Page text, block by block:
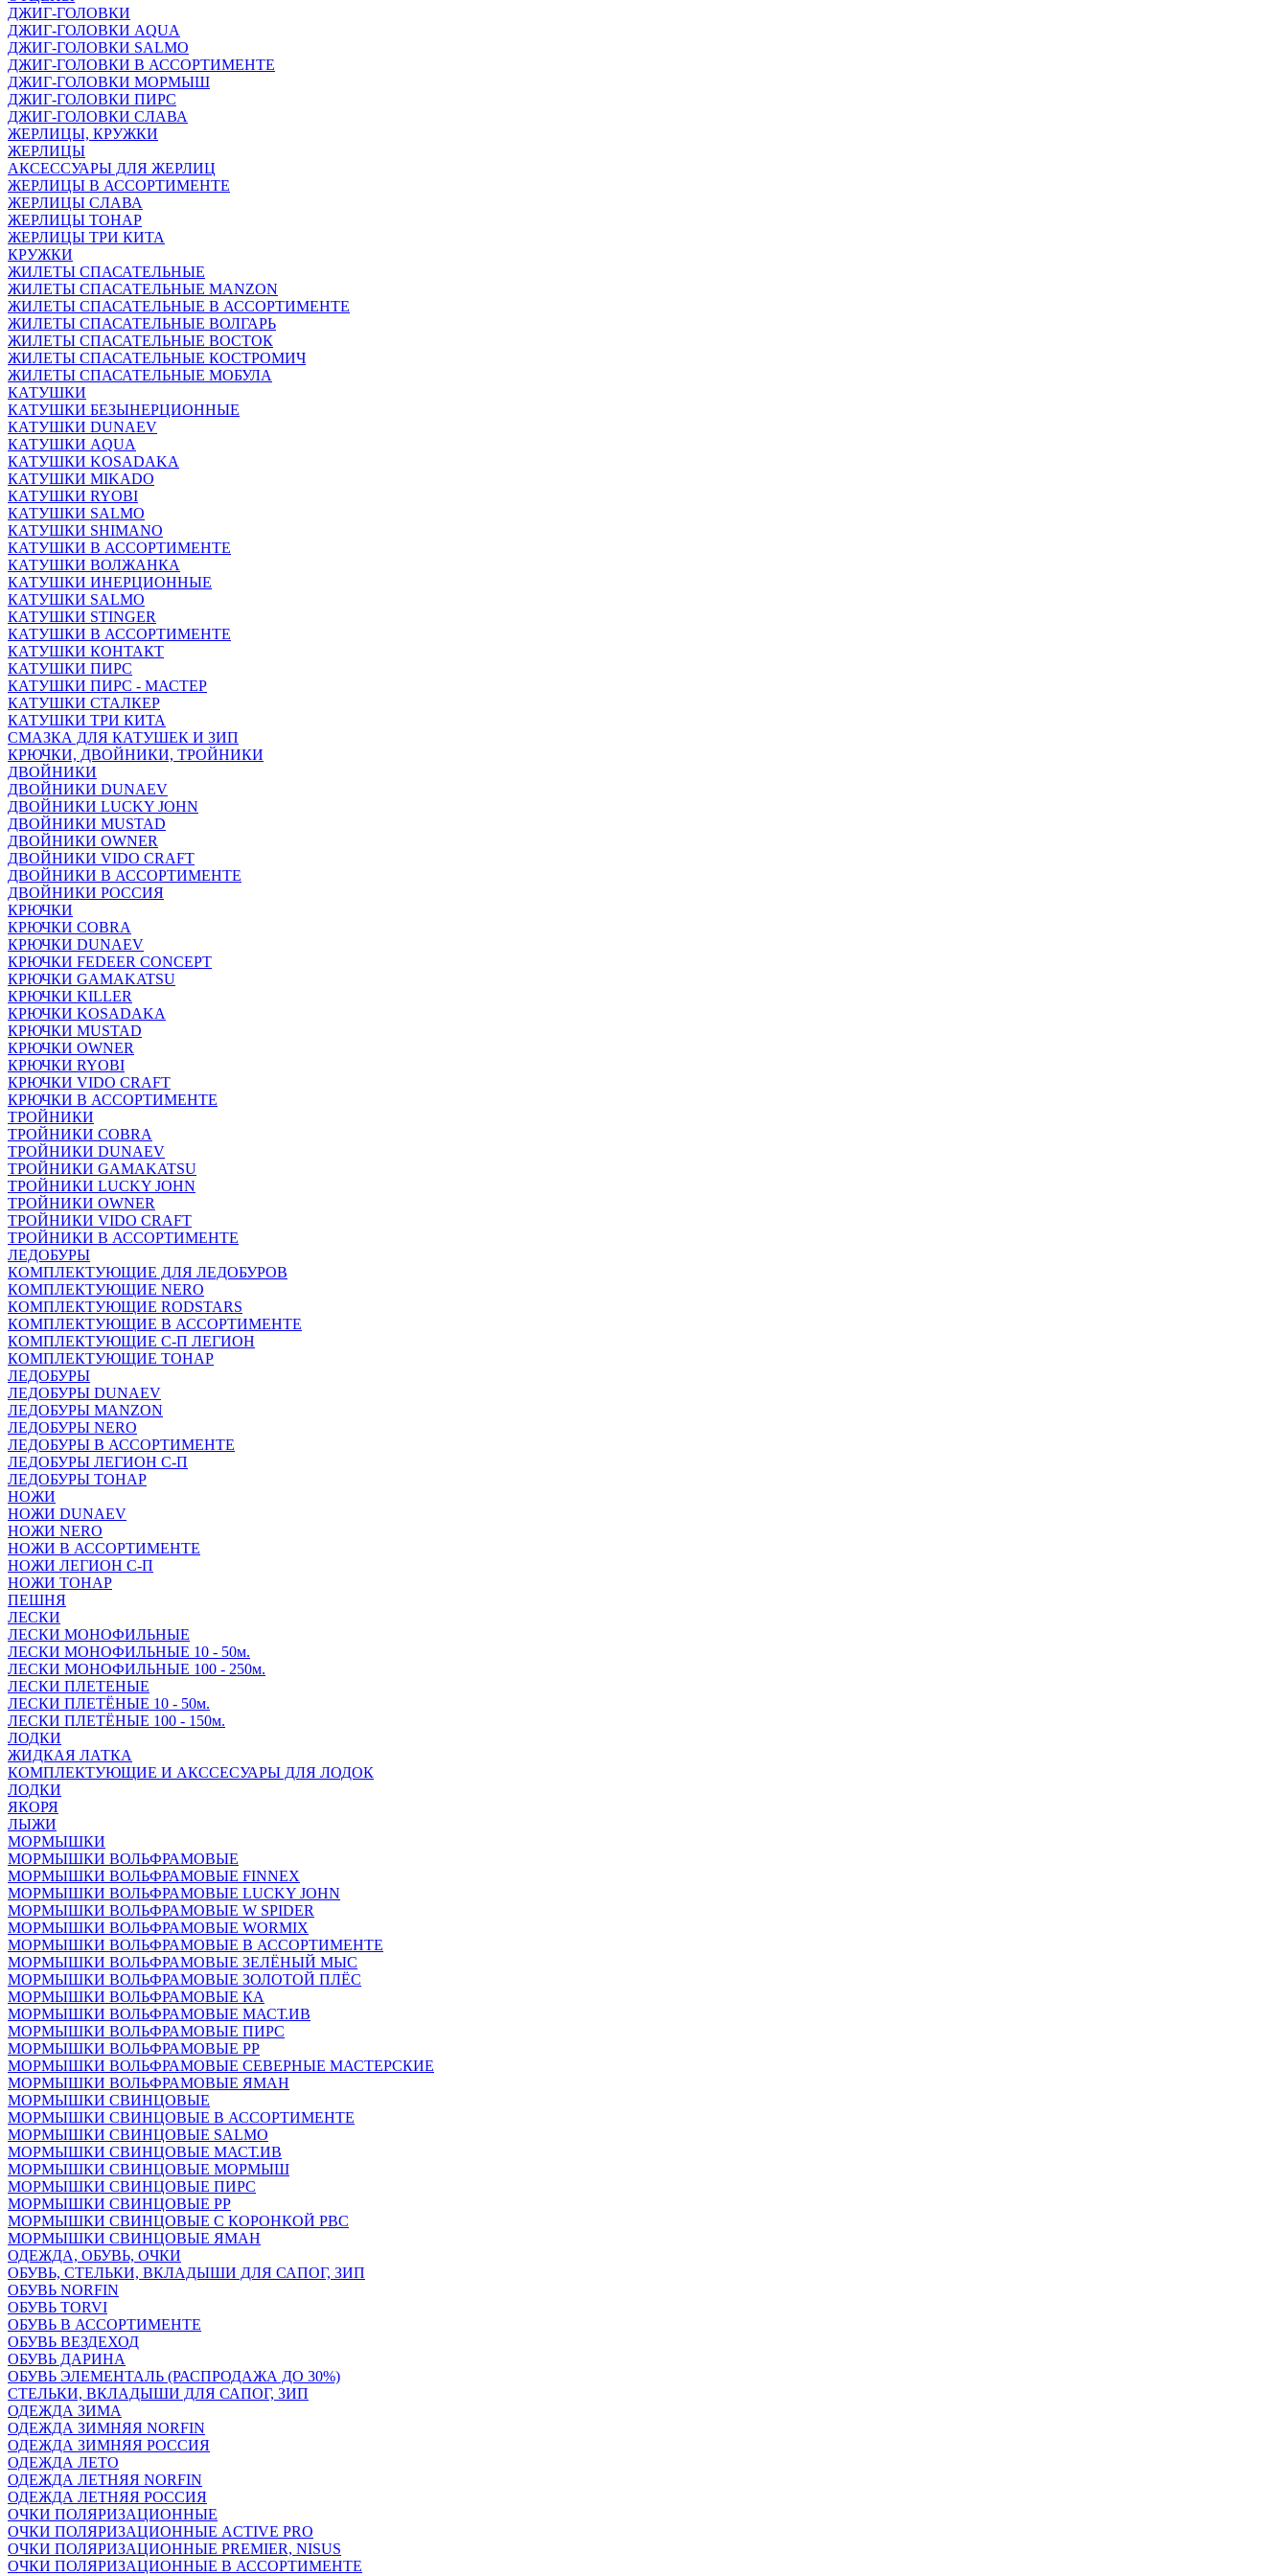
ДЖИГ-ГОЛОВКИ
ДЖИГ-ГОЛОВКИ AQUA
ДЖИГ-ГОЛОВКИ SALMO
ДЖИГ-ГОЛОВКИ В АССОРТИМЕНТЕ
ДЖИГ-ГОЛОВКИ МОРМЫШ
ДЖИГ-ГОЛОВКИ ПИРС
ДЖИГ-ГОЛОВКИ СЛАВА
ЖЕРЛИЦЫ, КРУЖКИ
ЖЕРЛИЦЫ
АКСЕССУАРЫ ДЛЯ ЖЕРЛИЦ
ЖЕРЛИЦЫ В АССОРТИМЕНТЕ
ЖЕРЛИЦЫ СЛАВА
ЖЕРЛИЦЫ ТОНАР
ЖЕРЛИЦЫ ТРИ КИТА
КРУЖКИ
ЖИЛЕТЫ СПАСАТЕЛЬНЫЕ
ЖИЛЕТЫ СПАСАТЕЛЬНЫЕ MANZON
ЖИЛЕТЫ СПАСАТЕЛЬНЫЕ В АССОРТИМЕНТЕ
ЖИЛЕТЫ СПАСАТЕЛЬНЫЕ ВОЛГАРЬ
ЖИЛЕТЫ СПАСАТЕЛЬНЫЕ ВОСТОК
ЖИЛЕТЫ СПАСАТЕЛЬНЫЕ КОСТРОМИЧ
ЖИЛЕТЫ СПАСАТЕЛЬНЫЕ МОБУЛА
КАТУШКИ
КАТУШКИ БЕЗЫНЕРЦИОННЫЕ
КАТУШКИ DUNAEV
КАТУШКИ AQUA
КАТУШКИ KOSADAKA
КАТУШКИ MIKADO
КАТУШКИ RYOBI
КАТУШКИ SALMO
КАТУШКИ SHIMANO
КАТУШКИ В АССОРТИМЕНТЕ
КАТУШКИ ВОЛЖАНКА
КАТУШКИ ИНЕРЦИОННЫЕ
КАТУШКИ SALMO
КАТУШКИ STINGER
КАТУШКИ В АССОРТИМЕНТЕ
КАТУШКИ КОНТАКТ
КАТУШКИ ПИРС
КАТУШКИ ПИРС - МАСТЕР
КАТУШКИ СТАЛКЕР
КАТУШКИ ТРИ КИТА
СМАЗКА ДЛЯ КАТУШЕК И ЗИП
КРЮЧКИ, ДВОЙНИКИ, ТРОЙНИКИ
ДВОЙНИКИ
ДВОЙНИКИ DUNAEV
ДВОЙНИКИ LUCKY JOHN
ДВОЙНИКИ MUSTAD
ДВОЙНИКИ OWNER
ДВОЙНИКИ VIDO CRAFT
ДВОЙНИКИ В АССОРТИМЕНТЕ
ДВОЙНИКИ РОССИЯ
КРЮЧКИ
КРЮЧКИ COBRA
КРЮЧКИ DUNAEV
КРЮЧКИ FEDEER CONCEPT
КРЮЧКИ GAMAKATSU
КРЮЧКИ KILLER
КРЮЧКИ KOSADAKA
КРЮЧКИ MUSTAD
КРЮЧКИ OWNER
КРЮЧКИ RYOBI
КРЮЧКИ VIDO CRAFT
КРЮЧКИ В АССОРТИМЕНТЕ
ТРОЙНИКИ
ТРОЙНИКИ COBRA
ТРОЙНИКИ DUNAEV
ТРОЙНИКИ GAMAKATSU
ТРОЙНИКИ LUCKY JOHN
ТРОЙНИКИ OWNER
ТРОЙНИКИ VIDO CRAFT
ТРОЙНИКИ В АССОРТИМЕНТЕ
ЛЕДОБУРЫ
КОМПЛЕКТУЮЩИЕ ДЛЯ ЛЕДОБУРОВ
КОМПЛЕКТУЮЩИЕ NERO
КОМПЛЕКТУЮЩИЕ RODSTARS
КОМПЛЕКТУЮЩИЕ В АССОРТИМЕНТЕ
КОМПЛЕКТУЮЩИЕ С-П ЛЕГИОН
КОМПЛЕКТУЮЩИЕ ТОНАР
ЛЕДОБУРЫ
ЛЕДОБУРЫ DUNAEV
ЛЕДОБУРЫ MANZON
ЛЕДОБУРЫ NERO
ЛЕДОБУРЫ В АССОРТИМЕНТЕ
ЛЕДОБУРЫ ЛЕГИОН С-П
ЛЕДОБУРЫ ТОНАР
НОЖИ
НОЖИ DUNAEV
НОЖИ NERO
НОЖИ В АССОРТИМЕНТЕ
НОЖИ ЛЕГИОН С-П
НОЖИ ТОНАР
ПЕШНЯ
ЛЕСКИ
ЛЕСКИ МОНОФИЛЬНЫЕ
ЛЕСКИ МОНОФИЛЬНЫЕ 10 - 50м.
ЛЕСКИ МОНОФИЛЬНЫЕ 100 - 250м.
ЛЕСКИ ПЛЕТЕНЫЕ
ЛЕСКИ ПЛЕТЁНЫЕ 10 - 50м.
ЛЕСКИ ПЛЕТЁНЫЕ 100 - 150м.
ЛОДКИ
ЖИДКАЯ ЛАТКА
КОМПЛЕКТУЮЩИЕ И АКССЕСУАРЫ ДЛЯ ЛОДОК
ЛОДКИ
ЯКОРЯ
ЛЫЖИ
МОРМЫШКИ
МОРМЫШКИ ВОЛЬФРАМОВЫЕ
МОРМЫШКИ ВОЛЬФРАМОВЫЕ FINNEX
МОРМЫШКИ ВОЛЬФРАМОВЫЕ LUCKY JOHN
МОРМЫШКИ ВОЛЬФРАМОВЫЕ W SPIDER
МОРМЫШКИ ВОЛЬФРАМОВЫЕ WORMIX
МОРМЫШКИ ВОЛЬФРАМОВЫЕ В АССОРТИМЕНТЕ
МОРМЫШКИ ВОЛЬФРАМОВЫЕ ЗЕЛЁНЫЙ МЫС
МОРМЫШКИ ВОЛЬФРАМОВЫЕ ЗОЛОТОЙ ПЛЁС
МОРМЫШКИ ВОЛЬФРАМОВЫЕ КА
МОРМЫШКИ ВОЛЬФРАМОВЫЕ МАСТ.ИВ
МОРМЫШКИ ВОЛЬФРАМОВЫЕ ПИРС
МОРМЫШКИ ВОЛЬФРАМОВЫЕ РР
МОРМЫШКИ ВОЛЬФРАМОВЫЕ СЕВЕРНЫЕ МАСТЕРСКИЕ
МОРМЫШКИ ВОЛЬФРАМОВЫЕ ЯМАН
МОРМЫШКИ СВИНЦОВЫЕ
МОРМЫШКИ СВИНЦОВЫЕ В АССОРТИМЕНТЕ
МОРМЫШКИ СВИНЦОВЫЕ SALMO
МОРМЫШКИ СВИНЦОВЫЕ МАСТ.ИВ
МОРМЫШКИ СВИНЦОВЫЕ МОРМЫШ
МОРМЫШКИ СВИНЦОВЫЕ ПИРС
МОРМЫШКИ СВИНЦОВЫЕ РР
МОРМЫШКИ СВИНЦОВЫЕ С КОРОНКОЙ РВС
МОРМЫШКИ СВИНЦОВЫЕ ЯМАН
ОДЕЖДА, ОБУВЬ, ОЧКИ
ОБУВЬ, СТЕЛЬКИ, ВКЛАДЫШИ ДЛЯ САПОГ, ЗИП
ОБУВЬ NORFIN
ОБУВЬ TORVI
ОБУВЬ В АССОРТИМЕНТЕ
ОБУВЬ ВЕЗДЕХОД
ОБУВЬ ДАРИНА
ОБУВЬ ЭЛЕМЕНТАЛЬ (РАСПРОДАЖА ДО 30%)
СТЕЛЬКИ, ВКЛАДЫШИ ДЛЯ САПОГ, ЗИП
ОДЕЖДА ЗИМА
ОДЕЖДА ЗИМНЯЯ NORFIN
ОДЕЖДА ЗИМНЯЯ РОССИЯ
ОДЕЖДА ЛЕТО
ОДЕЖДА ЛЕТНЯЯ NORFIN
ОДЕЖДА ЛЕТНЯЯ РОССИЯ
ОЧКИ ПОЛЯРИЗАЦИОННЫЕ
ОЧКИ ПОЛЯРИЗАЦИОННЫЕ ACTIVE PRO
ОЧКИ ПОЛЯРИЗАЦИОННЫЕ PREMIER, NISUS
ОЧКИ ПОЛЯРИЗАЦИОННЫЕ В АССОРТИМЕНТЕ